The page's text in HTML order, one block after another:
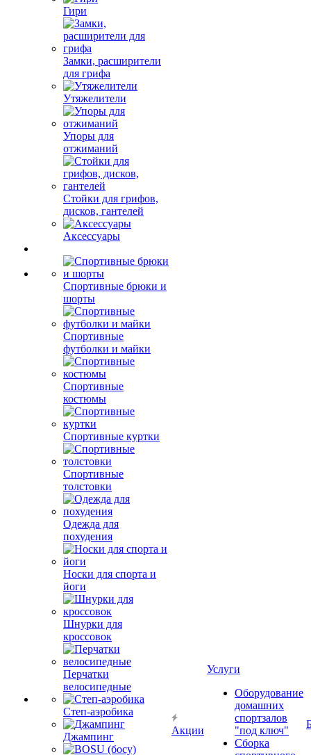
Гири
Замки, расширители
для грифа
Утяжелители
Упоры для
отжиманий
Стойки для грифов,
дисков, гантелей
Аксессуары
Спортивные брюки и
шорты
Спортивные
футболки и майки
Спортивные
костюмы
Спортивные куртки
Спортивные
толстовки
Одежда для
похудения
Носки для спорта и
йоги
Шнурки для
кроссовок
Перчатки
велосипедные
Степ-аэробика
Джампинг
Акции
Услуги
Оборудование
домашних
спортзалов
"под ключ"
Сборка